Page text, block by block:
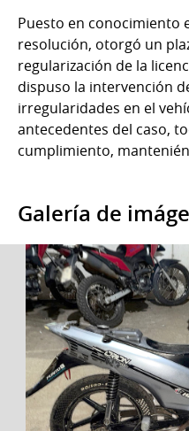
Puesto en conocimiento
resolución, otorgó un
regularización de la
dispuso la intervención
irregularidades en el
antecedentes del caso,
cumplimiento,
Galería de